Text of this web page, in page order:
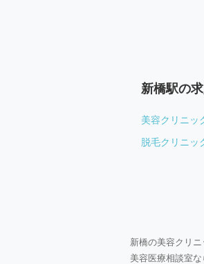
新橋駅の
美容クリニッ
脱毛クリニッ
新橋の美容クリニ
美容医療相談室